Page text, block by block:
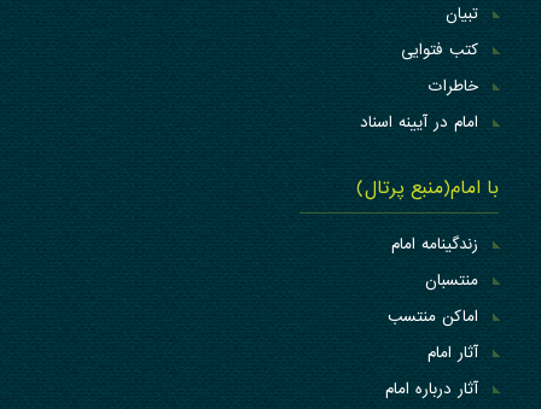
تبیان
کتب فتوایی
خاطرات
امام در آیینه اسناد
با امام(منبع پرتال)
زندگینامه امام
منتسبان
اماکن منتسب
آثار امام
آثار درباره امام